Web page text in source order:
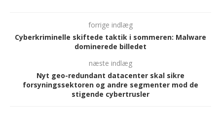
forrige indlæg
Cyberkriminelle skiftede taktik i sommeren: Malware
dominerede billedet
næste indlæg
Nyt geo-redundant datacenter skal sikre
forsyningssektoren og andre segmenter mod de
stigende cybertrusler